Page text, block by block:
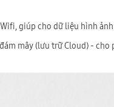
giúp cho dữ liệu hình
mây (lưu trữ Cloud) -